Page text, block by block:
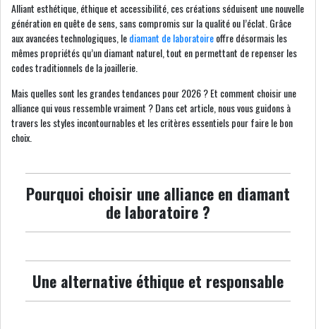
Alliant esthétique, éthique et accessibilité, ces créations séduisent une nouvelle
génération en quête de sens, sans compromis sur la qualité ou l’éclat. Grâce
aux avancées technologiques, lediamant de laboratoireoffre désormais les
mêmes propriétés qu’un diamant naturel, tout en permettant de repenser les
codes traditionnels de la joaillerie.
Mais quelles sont les grandes tendances pour 2026 ? Et comment choisir une
alliance qui vous ressemble vraiment ? Dans cet article, nous vous guidons à
travers les styles incontournables et les critères essentiels pour faire le bon
choix.
Pourquoi choisir une alliance en diamant
de laboratoire ?
Une alternative éthique et responsable